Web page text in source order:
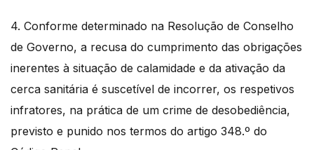
4. Conforme determinado na Resolução de Conselho
de Governo, a recusa do cumprimento das obrigações
inerentes à situação de calamidade e da ativação da
cerca sanitária é suscetível de incorrer, os respetivos
infratores, na prática de um crime de desobediência,
previsto e punido nos termos do artigo 348.º do